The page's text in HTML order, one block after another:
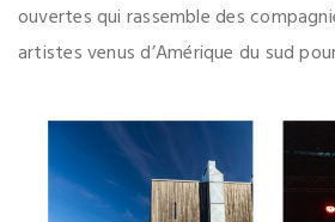
ouvertes qui rassemble des
artistes venus d’Amérique du sud